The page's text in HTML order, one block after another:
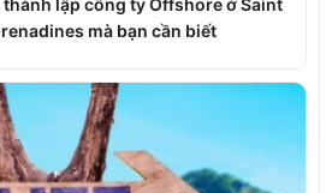
lập công ty Offshore ở Saint
mà bạn cần biết